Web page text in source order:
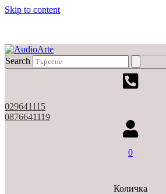
Skip to content
Search
029641115
0876641119
0
Количка